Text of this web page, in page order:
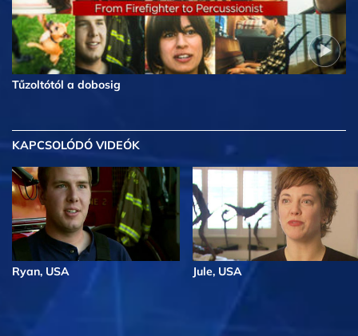
Tűzoltótól a dobosig
KAPCSOLÓDÓ VIDEÓK
Ryan, USA Jule, USA